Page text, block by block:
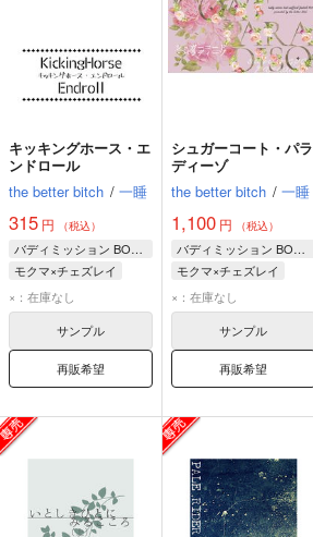
キッキングホース・エ
ンドロール
the better bitch / 一睡
315 円 （税込）
バディミッション BOND
モクマ×チェズレイ
モクマ・エンドウ
チェズレイ・ニコルズ
×：在庫なし
サンプル
再販希望
シュガーコート・パラ
ディーゾ
the better bitch / 一睡
1,100 円 （税込）
バディミッション BOND
モクマ×チェズレイ
モクマ・エンドウ
チェズレイ・ニコルズ
×：在庫なし
サンプル
再販希望